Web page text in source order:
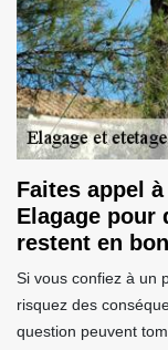
Faites appel
Elagage pour
restent en
Si vous confiez à un
risquez des
question peuvent